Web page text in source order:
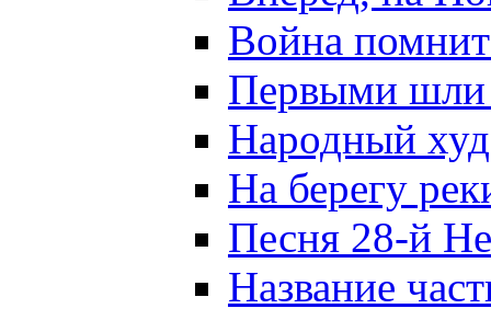
Война
Первыми шли
Народный
На берегу
Песня 28-й
Название